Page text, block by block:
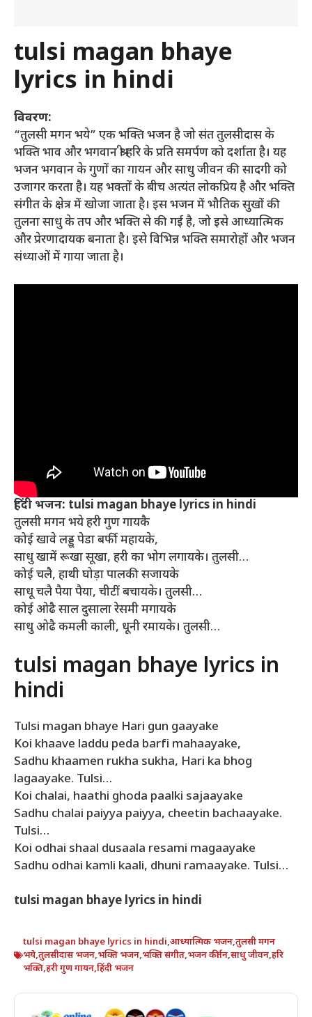
tulsi magan bhaye
lyrics in hindi
विवरण:
“तुलसी मगन भये” एक भक्ति भजन है जो संत तुलसीदास के
भक्ति भाव और भगवान श्री हरि के प्रति समर्पण को दर्शाता है। यह
भजन भगवान के गुणों का गायन और साधु जीवन की सादगी को
उजागर करता है। यह भक्तों के बीच अत्यंत लोकप्रिय है और भक्ति
संगीत के क्षेत्र में खोजा जाता है। इस भजन में भौतिक सुखों की
तुलना साधु के तप और भक्ति से की गई है, जो इसे आध्यात्मिक
और प्रेरणादायक बनाता है। इसे विभिन्न भक्ति समारोहों और भजन
संध्याओं में गाया जाता है।
हिंदी भजन: tulsi magan bhaye lyrics in hindi
तुलसी मगन भये हरी गुण गायकै
कोई खावे लड्डू पेडा बर्फी महायके,
साधु खामें रूखा सूखा, हरी का भोग लगायके। तुलसी…
कोई चलै, हाथी घोड़ा पालकी सजायके
साधू चलै पैया पैया, चीटीं बचायके। तुलसी…
कोई ओढै साल दुसाला रेसमी मगायके
साधु ओढै कमली काली, धूनी रमायके। तुलसी…
tulsi magan bhaye lyrics in
hindi
Tulsi magan bhaye Hari gun gaayake
Koi khaave laddu peda barfi mahaayake,
Sadhu khaamen rukha sukha, Hari ka bhog
lagaayake. Tulsi…
Koi chalai, haathi ghoda paalki sajaayake
Sadhu chalai paiyya paiyya, cheetin bachaayake.
Tulsi…
Koi odhai shaal dusaala resami magaayake
Sadhu odhai kamli kaali, dhuni ramaayake. Tulsi…
tulsi magan bhaye lyrics in hindi
tulsi magan bhaye lyrics in hindi,आध्यात्मिक भजन,तुलसी मगन
भये,तुलसीदास भजन,भक्ति भजन,भक्ति संगीत,भजन कीर्तन,साधु जीवन,हरि
भक्ति,हरी गुण गायन,हिंदी भजन